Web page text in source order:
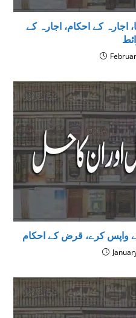
اجارہ کے احکام، اجارہ کے
واپس کرے، قرض کے احکام